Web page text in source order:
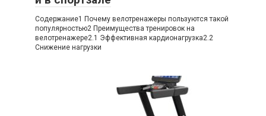
Содержание1 Почему велотренажеры пользуются такой
популярностью2 Преимущества тренировок на
велотренажере2.1 Эффективная кардионагрузка2.2
Снижение нагрузки